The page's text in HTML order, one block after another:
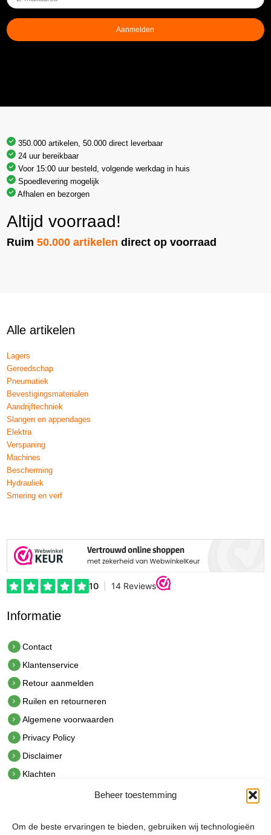
Beheer toestemming
Om de beste ervaringen te bieden, gebruiken wij technologieën
mailadres(Vereist)
Aanmelden
350.000 artikelen, 50.000 direct leverbaar
24 uur bereikbaar
Voor 15:00 uur besteld, volgende werkdag in huis
Spoedlevering mogelijk
Afhalen en bezorgen
Altijd voorraad!
Ruim50.000 artikelen direct op voorraad
Alle artikelen
Lagers
Gereedschap
Pneumatiek
Bevestigingsmaterialen
Aandrijftechniek
Slangen en appendages
Elektra
Verspaning
Machines
Bescherming
Hydrauliek
Smering en verf
Informatie
Contact
Klantenservice
Retour aanmelden
Ruilen en retourneren
Algemene voorwaarden
Privacy Policy
Disclaimer
Klachten
hetindustriehuis B.V.